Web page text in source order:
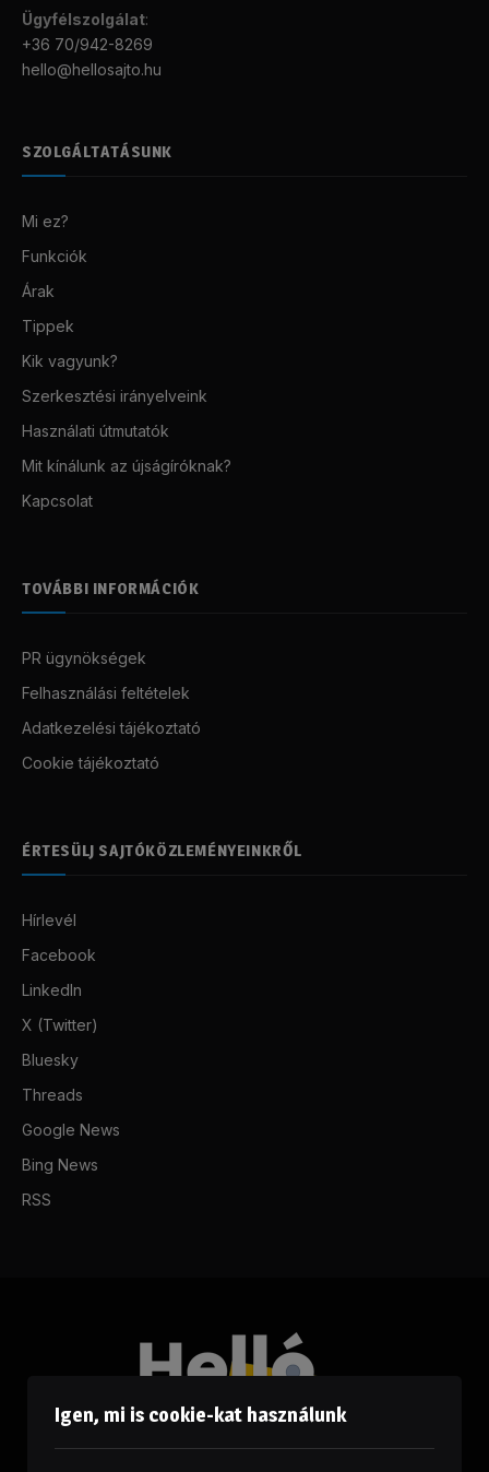
Ügyfélszolgálat:
+36 70/942-8269
hello@hellosajto.hu
SZOLGÁLTATÁSUNK
Mi ez?
Funkciók
Árak
Tippek
Kik vagyunk?
Szerkesztési irányelveink
Használati útmutatók
Mit kínálunk az újságíróknak?
Kapcsolat
TOVÁBBI INFORMÁCIÓK
PR ügynökségek
Felhasználási feltételek
Adatkezelési tájékoztató
Cookie tájékoztató
ÉRTESÜLJ SAJTÓKÖZLEMÉNYEINKRŐL
Hírlevél
Facebook
LinkedIn
X (Twitter)
Bluesky
Threads
Google News
Bing News
RSS
Igen, mi is cookie-kat használunk